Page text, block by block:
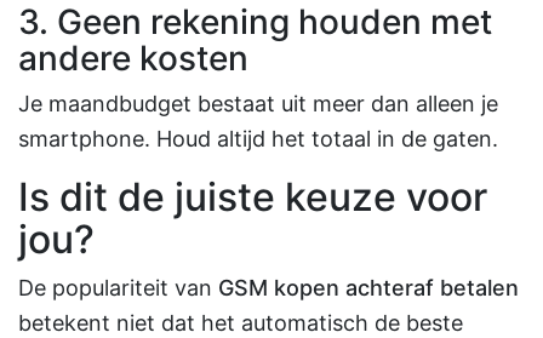
3. Geen rekening houden met
andere kosten
Je maandbudget bestaat uit meer dan alleen je
smartphone. Houd altijd het totaal in de gaten.
Is dit de juiste keuze voor
jou?
De populariteit van GSM kopen achteraf betalen
betekent niet dat het automatisch de beste